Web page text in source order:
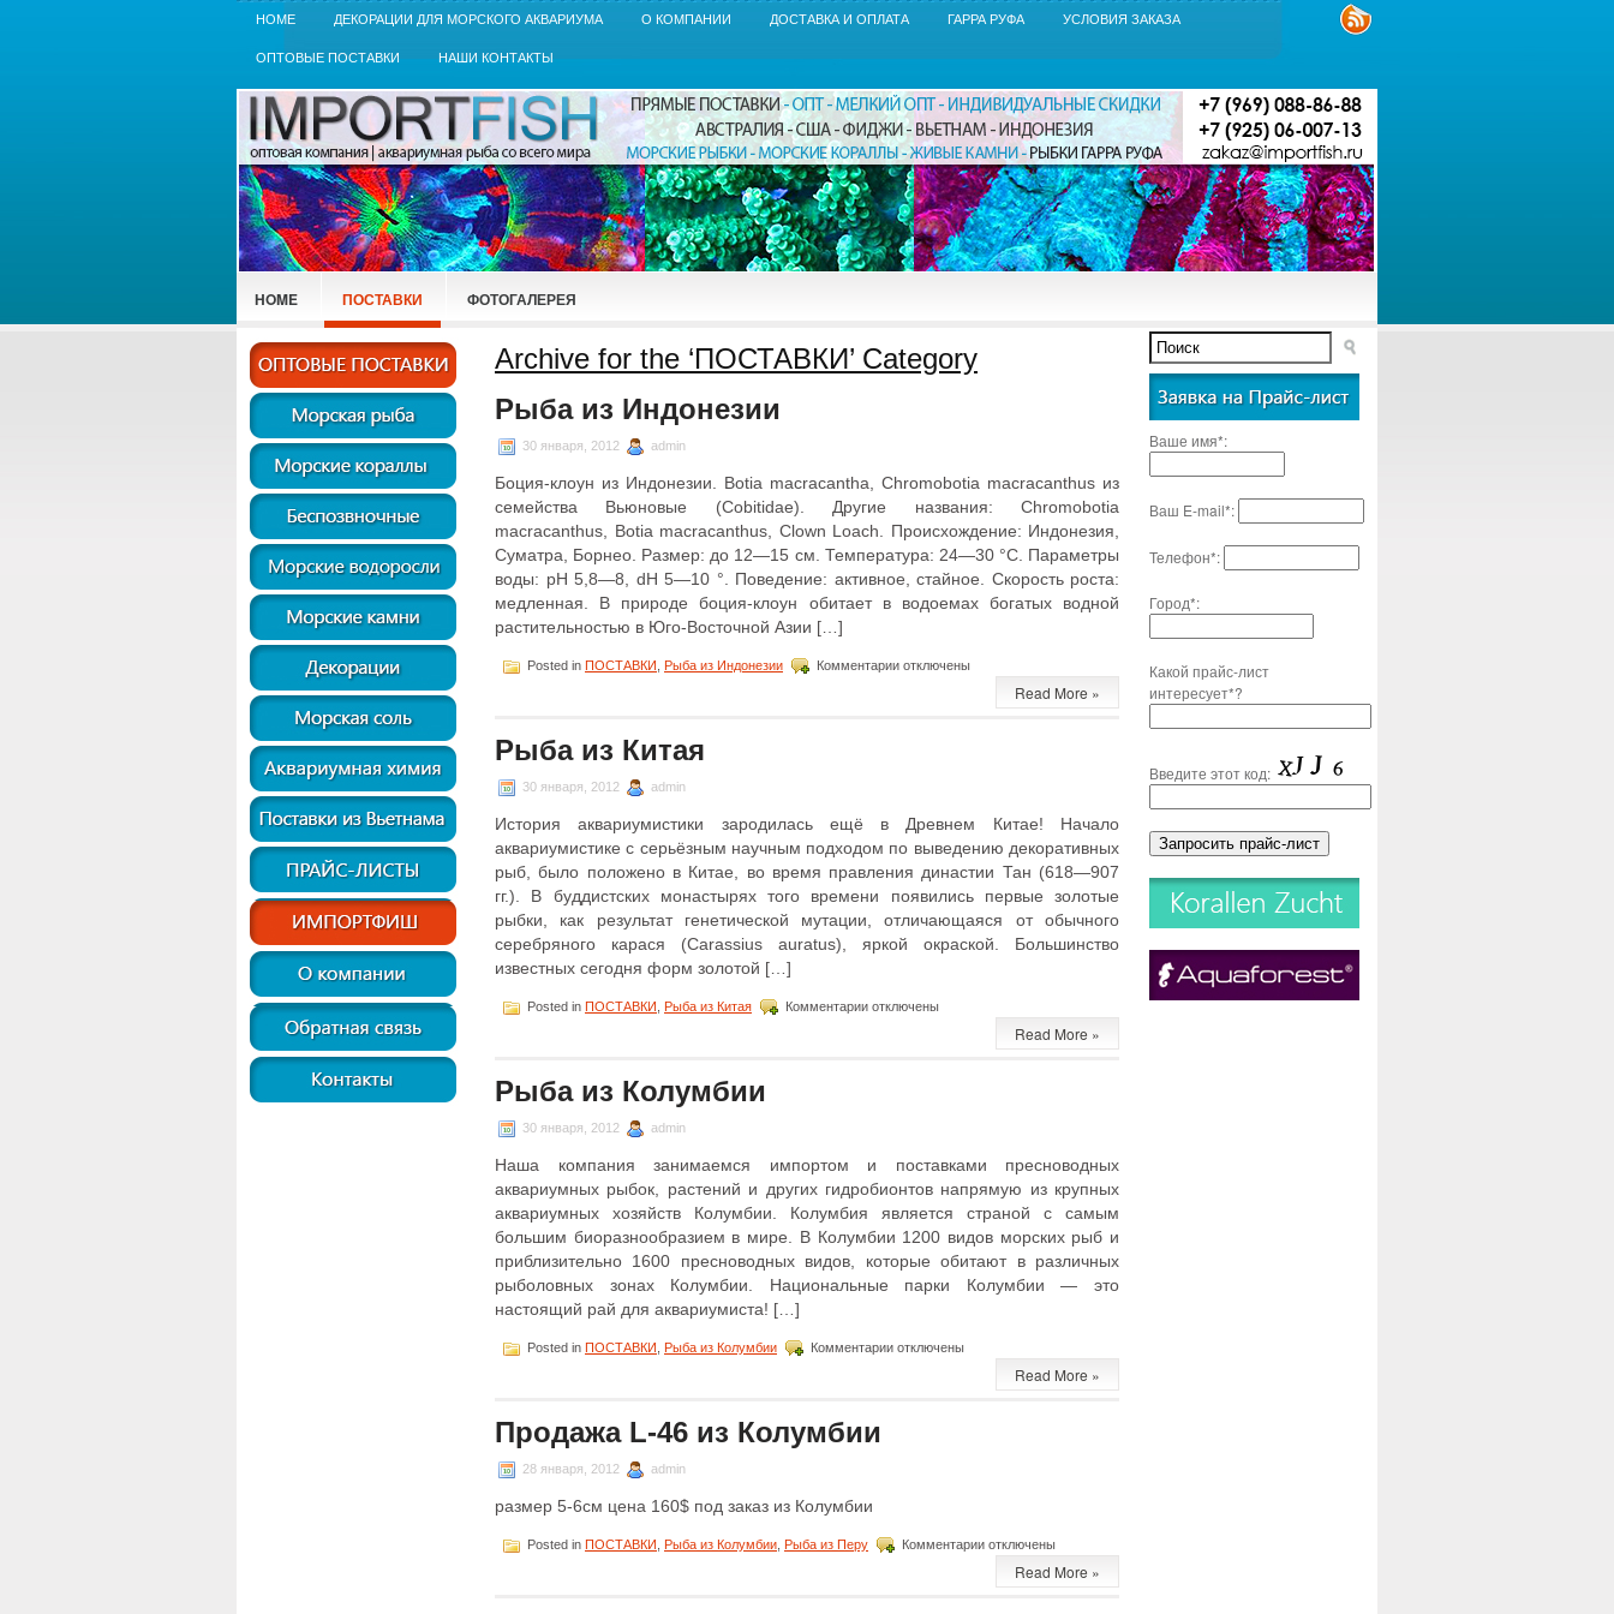
HOME ДЕКОРАЦИИ ДЛЯ МОРСКОГО АКВАРИУМА О КОМПАНИИ ДОСТАВКА И ОПЛАТА ГАРРА РУФА УСЛОВИЯ ЗАКАЗА
ОПТОВЫЕ ПОСТАВКИ НАШИ КОНТАКТЫ
HOME ПОСТАВКИ ФОТОГАЛЕРЕЯ
Archive for the ‘ПОСТАВКИ’ Category
Рыба из Индонезии
30 января, 2012 admin
Боция-клоун из Индонезии. Botia macracantha, Chromobotia macracanthus из
семейства Вьюновые (Cobitidae). Другие названия: Chromobotia
macracanthus, Botia macracanthus, Clown Loach. Происхождение: Индонезия,
Суматра, Борнео. Размер: до 12—15 см. Температура: 24—30 °C. Параметры
воды: pH 5,8—8, dH 5—10 °. Поведение: активное, стайное. Скорость роста:
медленная. В природе боция-клоун обитает в водоемах богатых водной
растительностью в Юго-Восточной Азии […]
Posted in ПОСТАВКИ Рыба из Индонезии Комментариикотключены
Read More »
Рыба из Китая
30 января, 2012 admin
История аквариумистики зародилась ещё в Древнем Китае! Начало
аквариумистике с серьёзным научным подходом по выведению декоративных
рыб, было положено в Китае, во время правления династии Тан (618—907
гг.). В буддистских монастырях того времени появились первые золотые
рыбки, как результат генетической мутации, отличающаяся от обычного
серебряного карася (Carassius auratus), яркой окраской. Большинство
известных сегодня форм золотой […]
Posted in ПОСТАВКИ Рыба из Китая Комментариикотключены
Read More »
Рыба из Колумбии
30 января, 2012 admin
Наша компания занимаемся импортом и поставками пресноводных
аквариумных рыбок, растений и других гидробионтов напрямую из крупных
аквариумных хозяйств Колумбии. Колумбия является страной с самым
большим биоразнообразием в мире. В Колумбии 1200 видов морских рыб и
приблизительно 1600 пресноводных видов, которые обитают в различных
рыболовных зонах Колумбии. Национальные парки Колумбии — это
настоящий рай для аквариумиста! […]
Posted in ПОСТАВКИ Рыба из Колумбии Комментариикотключены
Read More »
Продажа L-46 из Колумбии
28 января, 2012 admin
размер 5-6см цена 160$ под заказ из Колумбии
Posted in ПОСТАВКИ Рыба из Колумбии Рыба из Перу Комментариик
записи
Продажа
отключены
Read More »
Ваше имя*:
Ваш E-mail*:
Телефон*:
Город*:
Какой прайс-лист
интересует*?
Введите этот код: